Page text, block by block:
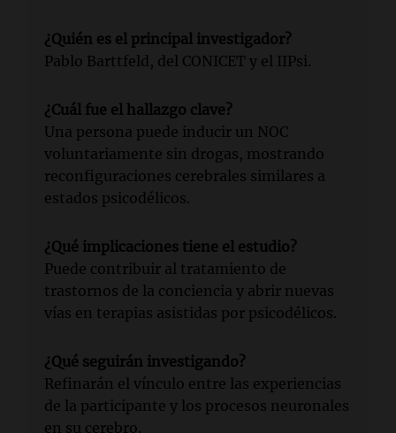
¿Quién es el principal investigador?
Pablo Barttfeld, del CONICET y el IIPsi.
¿Cuál fue el hallazgo clave?
Una persona puede inducir un NOC
voluntariamente sin drogas, mostrando
reconfiguraciones cerebrales similares a
estados psicodélicos.
¿Qué implicaciones tiene el estudio?
Puede contribuir al tratamiento de
trastornos de la conciencia y abrir nuevas
vías en terapias asistidas por psicodélicos.
¿Qué seguirán investigando?
Refinarán el vínculo entre las experiencias
de la participante y los procesos neuronales
en su cerebro.